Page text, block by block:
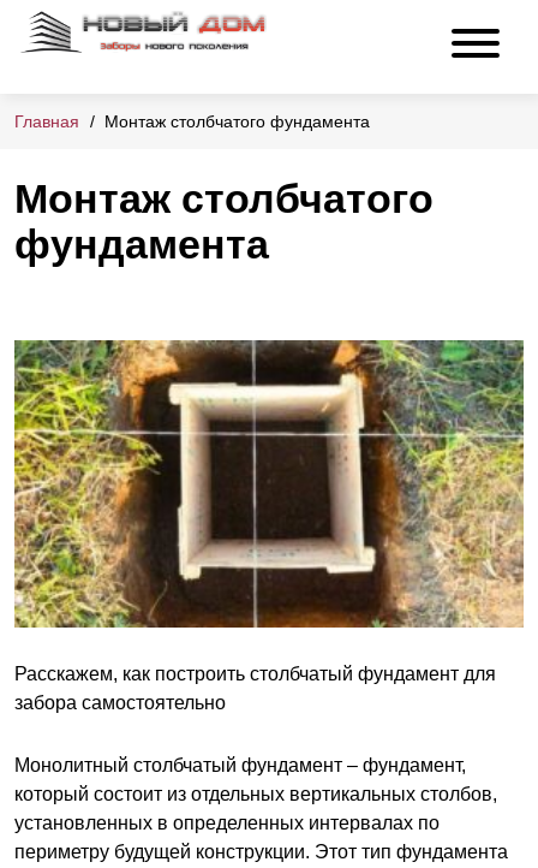
Главная Монтаж столбчатого фундамента
Монтаж столбчатого
фундамента
Расскажем, как построить столбчатый фундамент для
забора самостоятельно
Монолитный столбчатый фундамент – фундамент,
который состоит из отдельных вертикальных столбов,
установленных в определенных интервалах по
периметру будущей конструкции. Этот тип фундамента